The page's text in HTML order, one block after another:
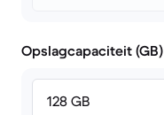
Opslagcapaciteit (GB)
128 GB